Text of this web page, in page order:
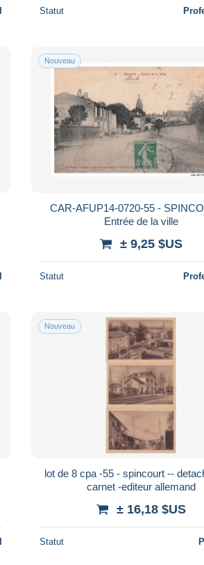
Statut
Nouveau
CAR-AFUP14-0720-55 -
Entrée de la ville
± 9,25 $US
Statut
Nouveau
lot de 8 cpa -55 - spincourt -- detachées du
carnet -editeur allemand
± 16,18 $US
Statut